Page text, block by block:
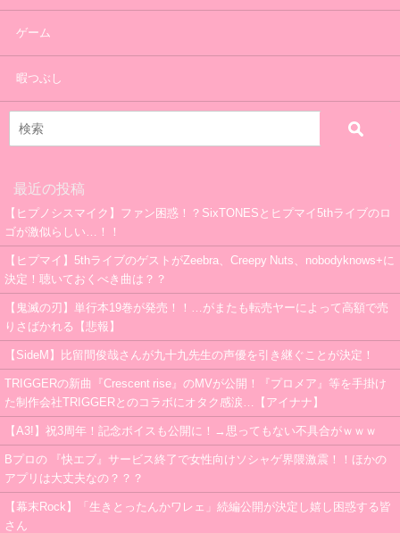
ゲーム
暇つぶし
最近の投稿
【ヒプノシスマイク】ファン困惑！？SixTONESとヒプマイ5thライブのロ
ゴが激似らしい…！！
【ヒプマイ】5thライブのゲストがZeebra、Creepy Nuts、nobodyknows+に
決定！聴いておくべき曲は？？
【鬼滅の刃】単行本19巻が発売！！…がまたも転売ヤーによって高額で売
りさばかれる【悲報】
【SideM】比留間俊哉さんが九十九先生の声優を引き継ぐことが決定！
TRIGGERの新曲『Crescent rise』のMVが公開！『プロメア』等を手掛け
た制作会社TRIGGERとのコラボにオタク感涙…【アイナナ】
【A3!】祝3周年！記念ボイスも公開に！→思ってもない不具合がｗｗｗ
Bプロの 『快エブ』サービス終了で女性向けソシャゲ界隈激震！！ほかの
アプリは大丈夫なの？？？
【幕末Rock】「生きとったんかワレェ」続編公開が決定し嬉し困惑する皆
さん